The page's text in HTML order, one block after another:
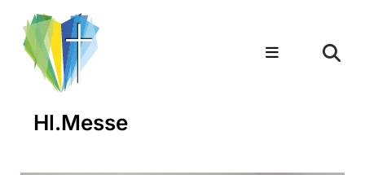
Hl.Messe